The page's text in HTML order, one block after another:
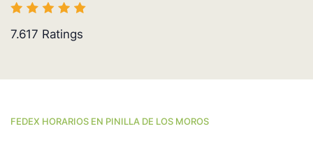
7.617 Ratings
FEDEX HORARIOS EN PINILLA DE LOS MOROS